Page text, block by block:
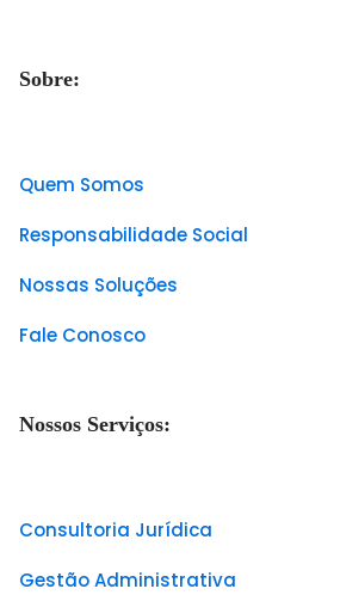
Sobre:
Quem Somos
Responsabilidade Social
Nossas Soluções
Fale Conosco
Nossos Serviços:
Consultoria Jurídica
Gestão Administrativa